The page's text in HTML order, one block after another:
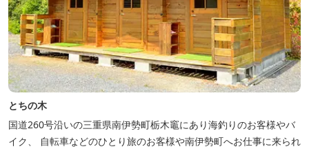
とちの木
国道260号沿いの三重県南伊勢町栃木竈にあり海釣りのお客様やバ
イク、 自転車などのひとり旅のお客様や南伊勢町へお仕事に来られ